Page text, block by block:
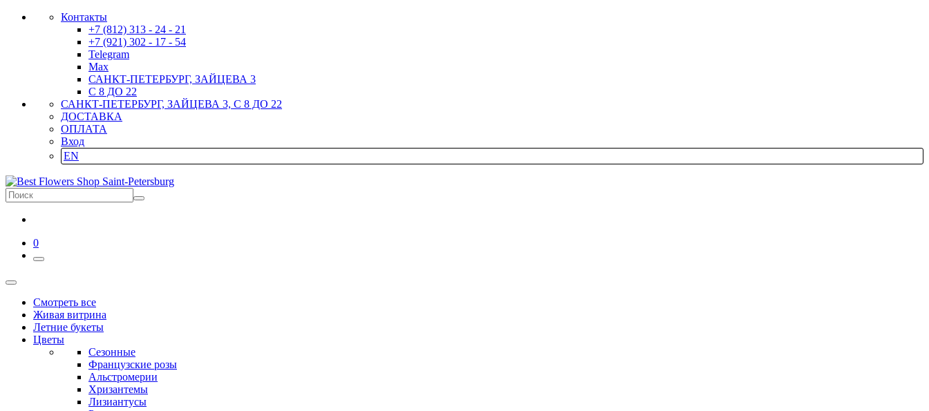
Контакты
+7 (812) 313 - 24 - 21
+7 (921) 302 - 17 - 54
Telegram
Max
САНКТ-ПЕТЕРБУРГ, ЗАЙЦЕВА 3
С 8 ДО 22
САНКТ-ПЕТЕРБУРГ, ЗАЙЦЕВА 3, С 8 ДО 22
ДОСТАВКА
ОПЛАТА
Вход
EN
0
Смотреть все
Живая витрина
Летние букеты
Цветы
Сезонные
Французские розы
Альстромерии
Хризантемы
Лизиантусы